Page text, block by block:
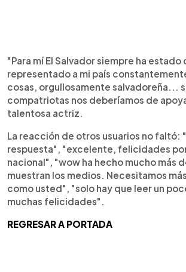
"Para mí El Salvador siempre ha estado
representado a mi país
cosas, orgullosamente salvadoreña...
compatriotas nos deberíamos de
talentosa actriz.
La reacción de otros usuarios no faltó:
respuesta", "excelente, felicidades
nacional", "wow ha hecho mucho más
muestran los medios. Necesitamos
como usted", "solo hay que leer un
muchas felicidades".
REGRESAR A PORTADA